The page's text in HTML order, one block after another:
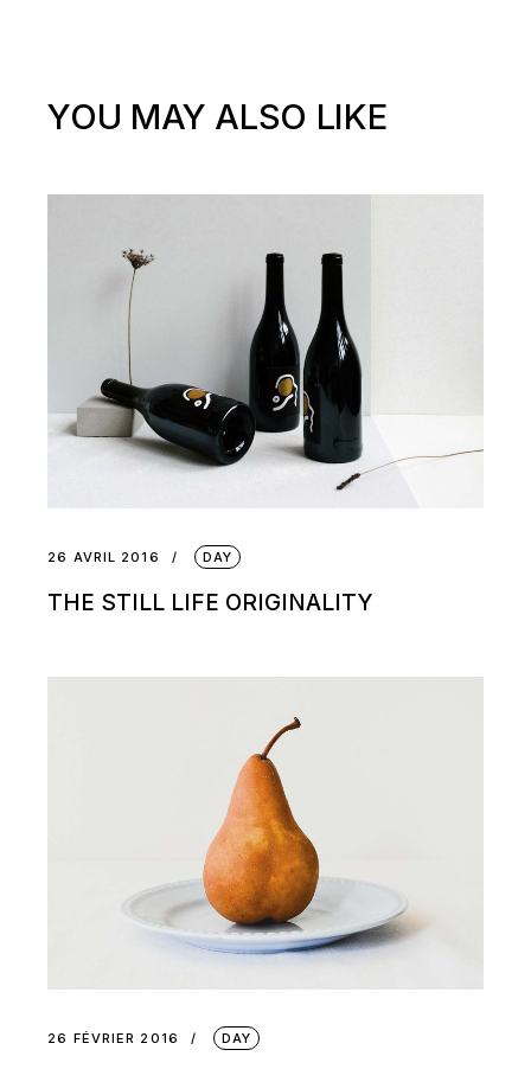
YOU MAY ALSO LIKE
26 AVRIL 2016 DAY
THE STILL LIFE ORIGINALITY
26 FÉVRIER 2016 DAY